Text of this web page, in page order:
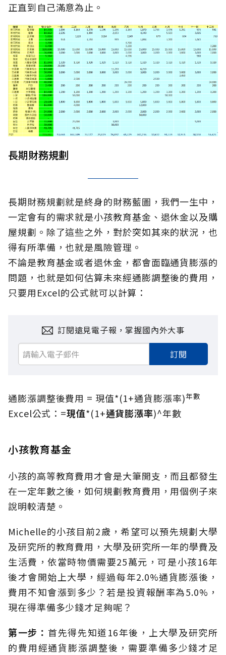
正直到自己滿意為止。
長期財務規劃
長期財務規劃就是終身的財務藍圖，我們一生中，
一定會有的需求就是小孩教育基金、退休金以及購
屋規劃。除了這些之外，對於突如其來的狀況，也
得有所準備，也就是風險管理。
不論是教育基金或者退休金，都會面臨通貨膨漲的
問題，也就是如何估算未來經通膨調整後的費用，
只要用Excel的公式就可以計算：
訂閱遠見電子報，掌握國內外大事
訂閱
通膨漲調整後費用 = 現值*(1+通貨膨漲率)年數
Excel公式：=現值*(1+通貨膨漲率)^年數
小孩教育基金
小孩的高等教育費用才會是大筆開支，而且都發生
在一定年數之後，如何規劃教育費用，用個例子來
說明較清楚。
Michelle的小孩目前2歲，希望可以預先規劃大學
及研究所的教育費用，大學及研究所一年的學費及
生活費，依當時物價需要25萬元，可是小孩16年
後才會開始上大學，經過每年2.0%通貨膨漲後，
費用不知會漲到多少？若是投資報酬率為5.0%，
現在得準備多少錢才足夠呢？
第一步： 首先得先知道16年後，上大學及研究所
的費用經通貨膨漲調整後，需要準備多少錢才足